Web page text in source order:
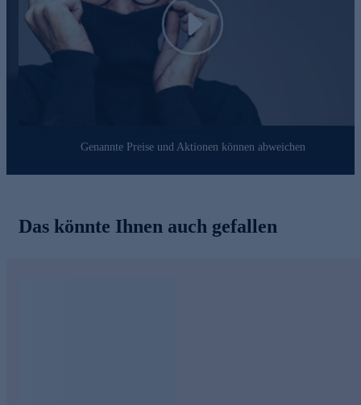
Play
Genannte Preise und Aktionen können abweichen
Das könnte Ihnen auch gefallen